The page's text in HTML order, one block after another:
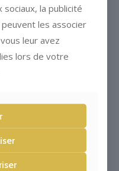
sociaux, la publicité
les associer
leur avez
lors de votre